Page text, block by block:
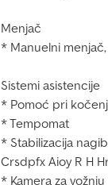
Menjač
* Manuelni
Sistemi asistencije
* Pomoć pri
* Tempomat
* Stabilizacija
Crsdpfx Aioy R H
* Kamera za